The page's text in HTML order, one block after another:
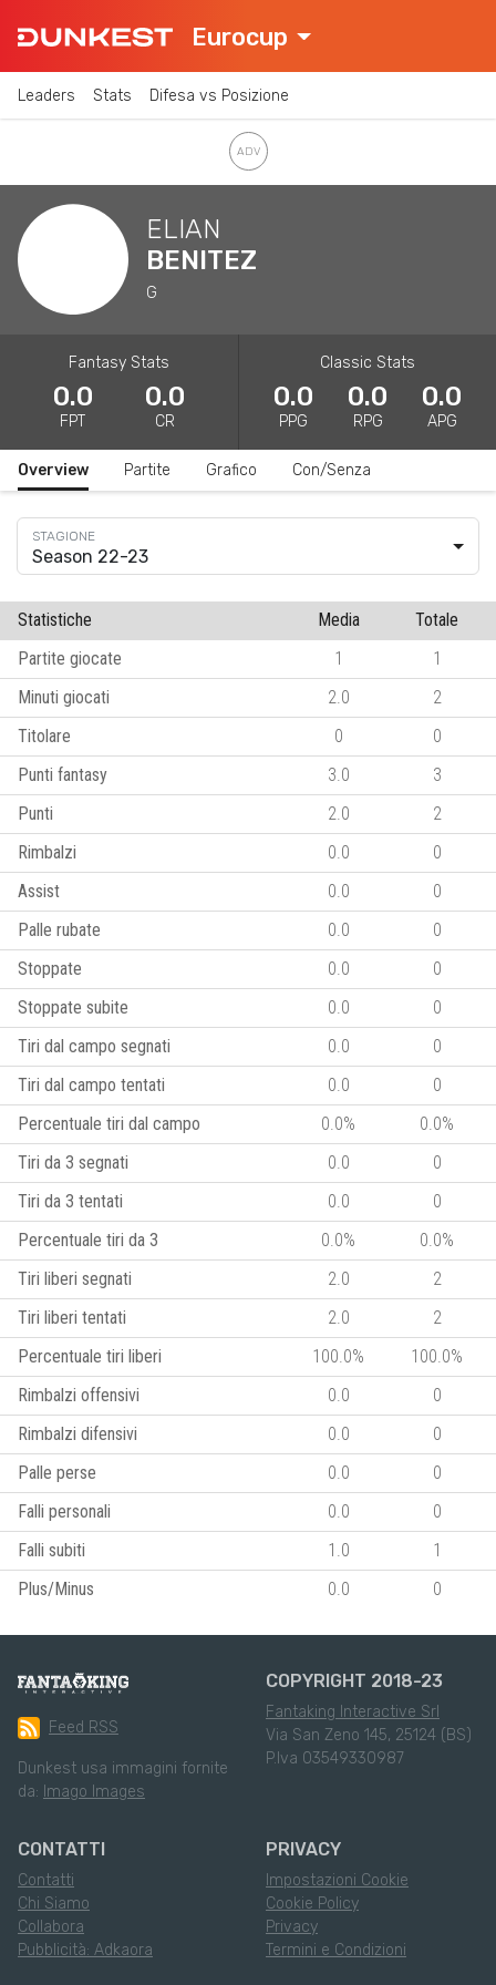
Eurocup
Leaders Stats Difesa vs Posizione
ELIAN
BENITEZ
G
Fantasy Stats
0.0
FPT
0.0
CR
Classic Stats
0.0
PPG
0.0
RPG
0.0
APG
Overview Partite Grafico Con/Senza
Season 22-23
Statistiche Media
Totale
Partite giocate
1
1
Minuti giocati
2.0
2
Titolare
0
0
Punti fantasy
3.0
3
Punti
2.0
2
Rimbalzi
0.0
0
Assist
0.0
0
Palle rubate
0.0
0
Stoppate
0.0
0
Stoppate subite
0.0
0
Tiri dal campo segnati
0.0
0
Tiri dal campo tentati
0.0
0
Percentuale tiri dal campo
0.0%
0.0%
Tiri da 3 segnati
0.0
0
Tiri da 3 tentati
0.0
0
Percentuale tiri da 3
0.0%
0.0%
Tiri liberi segnati
2.0
2
Tiri liberi tentati
2.0
2
Percentuale tiri liberi
100.0%
100.0%
Rimbalzi offensivi
0.0
0
Rimbalzi difensivi
0.0
0
Palle perse
0.0
0
Falli personali
0.0
0
Falli subiti
1.0
1
Plus/Minus
0.0 0
Feed RSS
Dunkest usa immagini fornite
da: Imago Images
COPYRIGHT 2018-23
Fantaking Interactive Srl
Via San Zeno 145, 25124 (BS)
P.Iva 03549330987
CONTATTI
Contatti
Chi Siamo
Collabora
Pubblicità: Adkaora
PRIVACY
Impostazioni Cookie
Cookie Policy
Privacy
Termini e Condizioni